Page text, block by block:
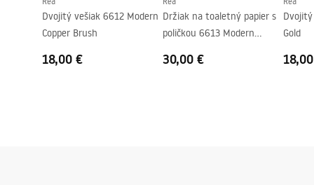
Dvojitý vešiak 6612 Modern
Copper Brush
18,00 €
Držiak na toaletný papier s
poličkou 6613 Modern
30,00 €
Gold